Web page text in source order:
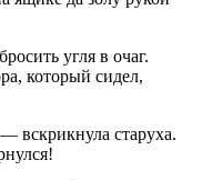
угля в очаг.
который сидел,
вскрикнула старуха.